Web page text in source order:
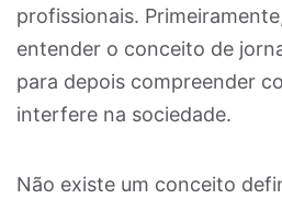
profissionais.
entender o conceito de
para depois compreender
interfere na sociedade.
Não existe um conceito